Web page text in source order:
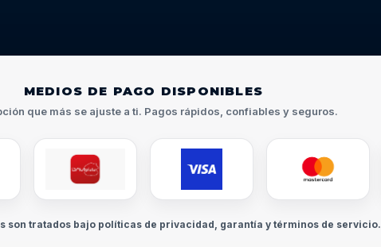
MEDIOS DE PAGO DISPONIBLES
que más se ajuste a ti. Pagos rápidos, confiables y seguros.
son tratados bajo políticas de privacidad, garantía y términos de servicio.